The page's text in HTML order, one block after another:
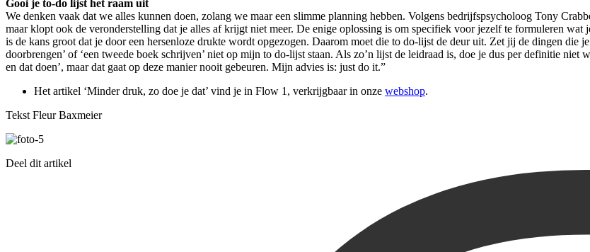
Gooi je to-do lijst het raam uit
We denken vaak dat we alles kunnen doen, zolang we maar een slimme planning hebben. Volgens bedrijfspsycholoog Tony
maar klopt ook de veronderstelling dat je alles af krijgt niet meer. De enige oplossing is om specifiek voor jezelf te formuleren
is de kans groot dat je door een hersenloze drukte wordt opgezogen. Daarom moet die to do-lijst de deur uit. Zet jij de dingen
doorbrengen’ of ‘een tweede boek schrijven’ niet op mijn to do-lijst staan. Als zo’n lijst de leidraad is, doe je dus per definitie
en dat doen’, maar dat gaat op deze manier nooit gebeuren. Mijn advies is: just do it.”
Het artikel ‘Minder druk, zo doe je dat’ vind je in Flow 1, verkrijgbaar in onze webshop.
Tekst Fleur Baxmeier
Deel dit artikel